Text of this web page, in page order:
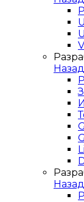
Назад
Назад